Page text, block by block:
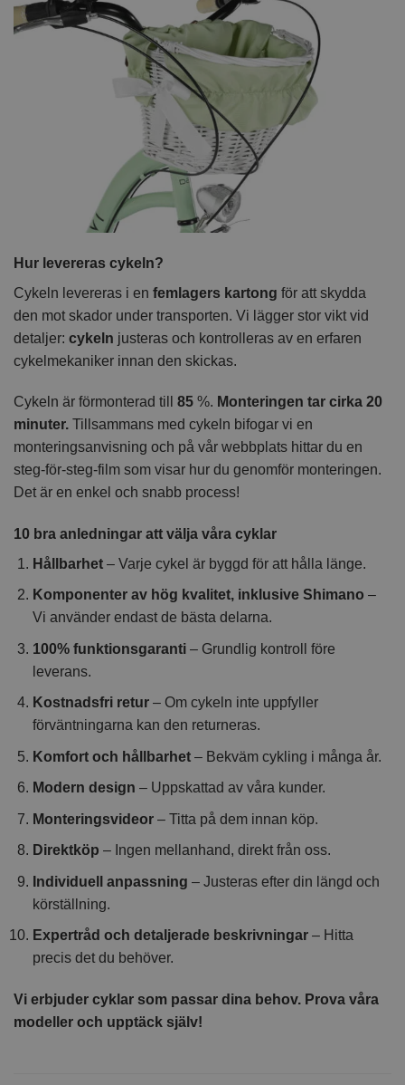
Hur levereras cykeln?
Cykeln levereras i en femlagers kartong för att skydda
den mot skador under transporten. Vi lägger stor vikt vid
detaljer: cykeln justeras och kontrolleras av en erfaren
cykelmekaniker innan den skickas.
Cykeln är förmonterad till 85 %. Monteringen tar cirka 20
minuter. Tillsammans med cykeln bifogar vi en
monteringsanvisning och på vår webbplats hittar du en
steg-för-steg-film som visar hur du genomför monteringen.
Det är en enkel och snabb process!
10 bra anledningar att välja våra cyklar
Hållbarhet– Varje cykel är byggd för att hålla länge.
Komponenter av hög kvalitet, inklusive Shimano –
Vi använder endast de bästa delarna.
100% funktionsgaranti– Grundlig kontroll före
leverans.
Kostnadsfri retur– Om cykeln inte uppfyller
förväntningarna kan den returneras.
Komfort och hållbarhet– Bekväm cykling i många år.
Modern design – Uppskattad av våra kunder.
Monteringsvideor– Titta på dem innan köp.
Direktköp – Ingen mellanhand, direkt från oss.
Individuell anpassning – Justeras efter din längd och
körställning.
Expertråd och detaljerade beskrivningar– Hitta
precis det du behöver.
Vi erbjuder cyklar som passar dina behov. Prova våra
modeller och upptäck själv!